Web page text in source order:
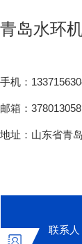
青岛水环
手机：
邮箱：
地址：山东省青
联系人